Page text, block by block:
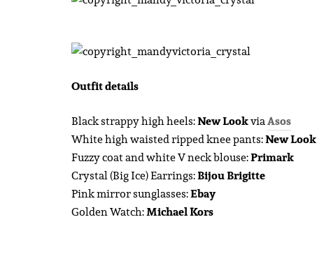
Outfit details
Black strappy high heels:New LookviaAsos
White high waisted ripped knee pants:New Look
Fuzzy coat and white V neck blouse:Primark
Crystal (Big Ice) Earrings:Bijou Brigitte
Pink mirror sunglasses:Ebay
Golden Watch:Michael Kors